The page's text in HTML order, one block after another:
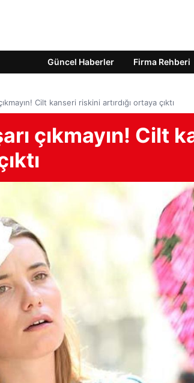
Güncel Haberler Firma Rehberi
Cilt kanseri riskini artırdığı ortaya çıktı
çıkmayın! Cilt